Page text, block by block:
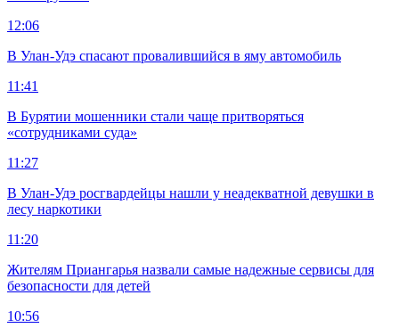
12:06
В Улан-Удэ спасают провалившийся в яму автомобиль
11:41
В Бурятии мошенники стали чаще притворяться
«сотрудниками суда»
11:27
В Улан-Удэ росгвардейцы нашли у неадекватной девушки в
лесу наркотики
11:20
Жителям Приангарья назвали самые надежные сервисы для
безопасности для детей
10:56